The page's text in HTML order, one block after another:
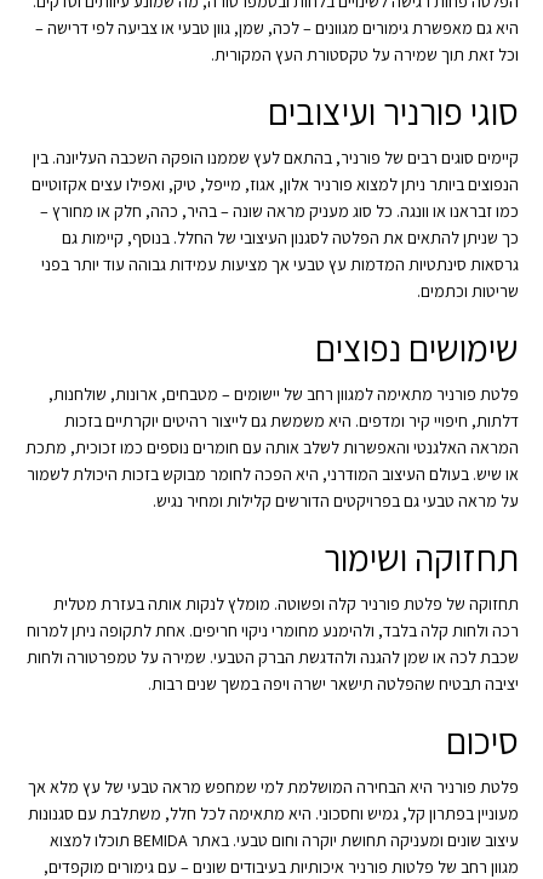
היא גם מאפשרת גימורים מגוונים – לכה, שמן, גוון טבעי או צביעה לפי דרישה –
וכל זאת תוך שמירה על טקסטורת העץ המקורית.
סוגי פורניר ועיצובים
קיימים סוגים רבים של פורניר, בהתאם לעץ שממנו הופקה השכבה העליונה. בין
הנפוצים ביותר ניתן למצוא פורניר אלון, אגוז, מייפל, טיק, ואפילו עצים אקזוטיים
כמו זבראנו או וונגה. כל סוג מעניק מראה שונה – בהיר, כהה, חלק או מחורץ –
כך שניתן להתאים את הפלטה לסגנון העיצובי של החלל. בנוסף, קיימות גם
גרסאות סינתטיות המדמות עץ טבעי אך מציעות עמידות גבוהה עוד יותר בפני
שריטות וכתמים.
שימושים נפוצים
פלטת פורניר מתאימה למגוון רחב של יישומים – מטבחים, ארונות, שולחנות,
דלתות, חיפויי קיר ומדפים. היא משמשת גם לייצור רהיטים יוקרתיים בזכות
המראה האלגנטי והאפשרות לשלב אותה עם חומרים נוספים כמו זכוכית, מתכת
או שיש. בעולם העיצוב המודרני, היא הפכה לחומר מבוקש בזכות היכולת לשמור
על מראה טבעי גם בפרויקטים הדורשים קלילות ומחיר נגיש.
תחזוקה ושימור
תחזוקה של פלטת פורניר קלה ופשוטה. מומלץ לנקות אותה בעזרת מטלית
רכה ולחות קלה בלבד, ולהימנע מחומרי ניקוי חריפים. אחת לתקופה ניתן למרוח
שכבת לכה או שמן להגנה ולהדגשת הברק הטבעי. שמירה על טמפרטורה ולחות
יציבה תבטיח שהפלטה תישאר ישרה ויפה במשך שנים רבות.
סיכום
פלטת פורניר היא הבחירה המושלמת למי שמחפש מראה טבעי של עץ מלא אך
מעוניין בפתרון קל, גמיש וחסכוני. היא מתאימה לכל חלל, משתלבת עם סגנונות
עיצוב שונים ומעניקה תחושת יוקרה וחום טבעי. באתר BEMIDA תוכלו למצוא
מגוון רחב של פלטות פורניר איכותיות בעיבודים שונים – עם גימורים מוקפדים,